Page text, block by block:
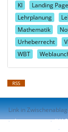
KI
Landing Page
Lehrplanung
Mathematik
Urheberrecht
WBT
RSS
Link in
Impressum